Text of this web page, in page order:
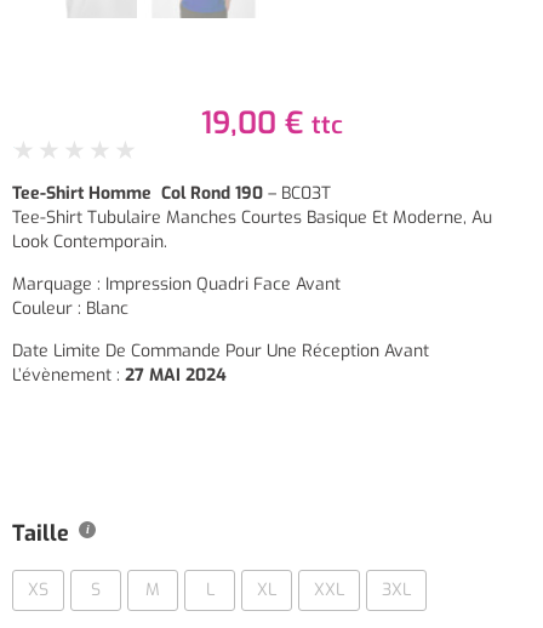
19,00 € ttc
★ ★ ★ ★ ★
Tee-Shirt Homme Col Rond 190 – BC03T
Tee-Shirt Tubulaire Manches Courtes Basique Et Moderne, Au
Look Contemporain.
Marquage : Impression Quadri Face Avant
Couleur : Blanc
Date Limite De Commande Pour Une Réception Avant
L’évènement : 27 MAI 2024
Taille
XS S M L XL XXL 3XL